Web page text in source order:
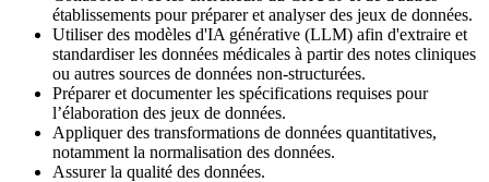
établissements pour préparer et analyser des jeux de données.
Utiliser des modèles d'IA générative (LLM) afin d'extraire et
standardiser les données médicales à partir des notes cliniques
ou autres sources de données non-structurées.
Préparer et documenter les spécifications requises pour
l’élaboration des jeux de données.
Appliquer des transformations de données quantitatives,
notamment la normalisation des données.
Assurer la qualité des données.